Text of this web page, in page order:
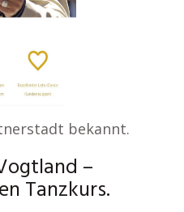
bekannt.
–
Tanzkurs.